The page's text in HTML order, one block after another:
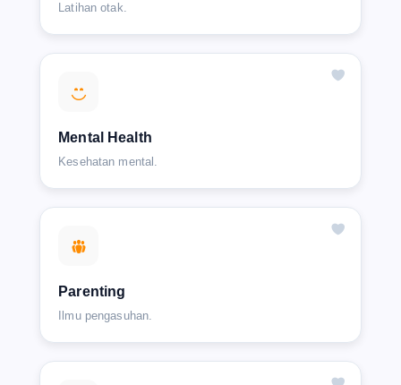
Latihan otak.
Mental Health
Kesehatan mental.
Parenting
Ilmu pengasuhan.